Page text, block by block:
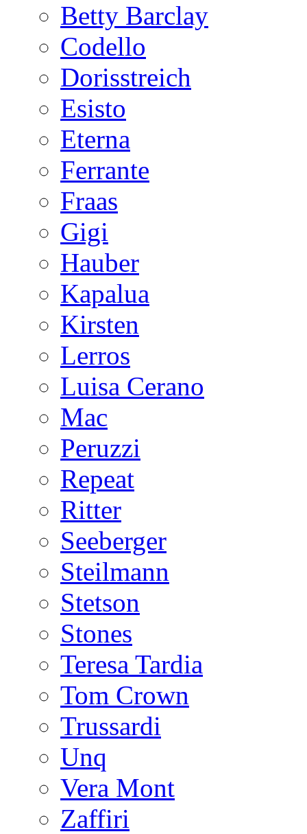
Betty Barclay
Codello
Dorisstreich
Esisto
Eterna
Ferrante
Fraas
Gigi
Hauber
Kapalua
Kirsten
Lerros
Luisa Cerano
Mac
Peruzzi
Repeat
Ritter
Seeberger
Steilmann
Stetson
Stones
Teresa Tardia
Tom Crown
Trussardi
Unq
Vera Mont
Zaffiri